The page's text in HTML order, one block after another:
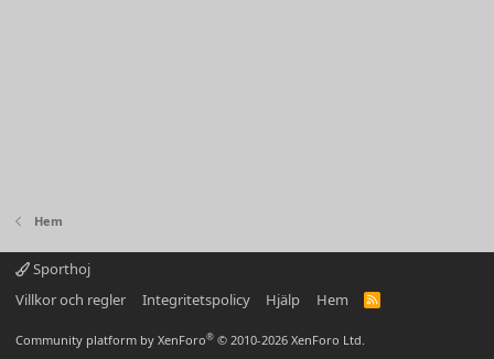
Hem
Sporthoj
Villkor och regler
Integritetspolicy Hjälp Hem
R
Community platform by XenForo® © 2010-2026 XenForo Ltd.